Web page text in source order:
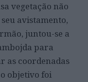
vegetação não
avistamento,
juntou-se a
para
as coordenadas
objetivo foi